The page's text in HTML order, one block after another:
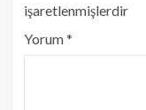
işaretlenmişlerdir
Yorum*